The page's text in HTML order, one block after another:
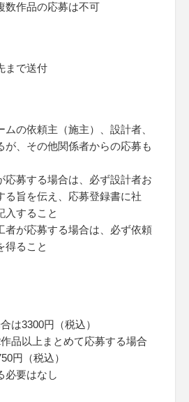
作品の応募は不可
まで送付
の依頼主（施主）、設計者、
が、その他関係者からの応募も
募する場合は、必ず設計者お
る旨を伝え、応募登録書に社
入すること
が応募する場合は、必ず依頼
得ること
は3300円（税込）
品以上まとめて応募する場合
円（税込）
必要はなし